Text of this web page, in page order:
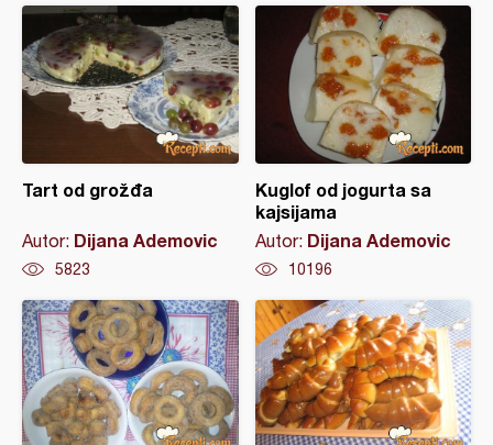
Tart od grožđa
Autor: Dijana Ademovic
5823
Kuglof od jogurta sa
kajsijama
Autor: Dijana Ademovic
10196